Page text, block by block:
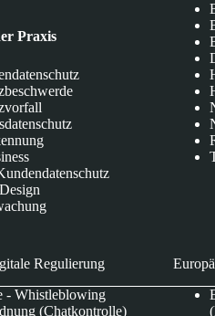
Praxis
Regulierung
- Whistleblowing
(Chatkontrolle)